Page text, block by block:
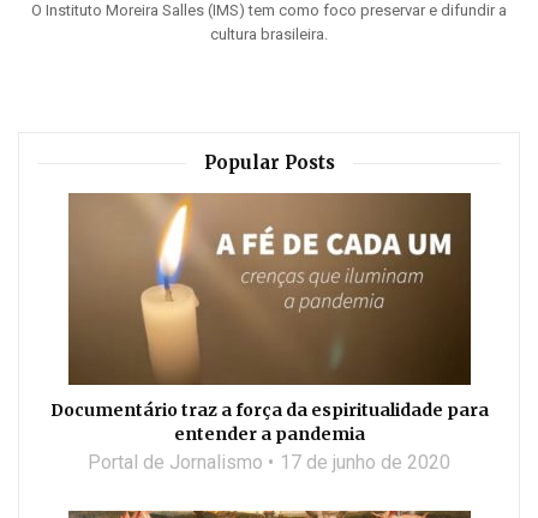
O Instituto Moreira Salles (IMS) tem como foco preservar e difundir a
cultura brasileira.
Popular Posts
Documentário traz a força da espiritualidade para
entender a pandemia
Portal de Jornalismo 17 de junho de 2020